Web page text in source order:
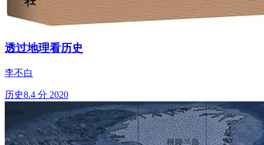
透过地理看历史
李不白
历史8.4 分 2020